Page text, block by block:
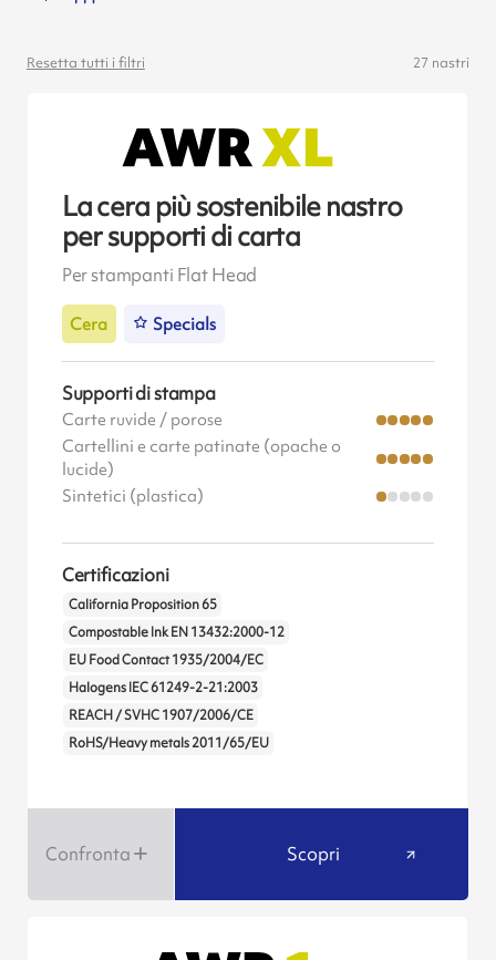
Resetta tutti i filtri 27 nastri
La cera più sostenibile nastro
per supporti di carta
Per stampanti Flat Head
Cera Specials
Supporti di stampa
Carte ruvide / porose
Cartellini e carte patinate (opache o
lucide)
Sintetici (plastica)
Certificazioni
California Proposition 65
Compostable Ink EN 13432:2000-12
EU Food Contact 1935/2004/EC
Halogens IEC 61249-2-21:2003
REACH / SVHC 1907/2006/CE
RoHS/Heavy metals 2011/65/EU
Confronta Scopri